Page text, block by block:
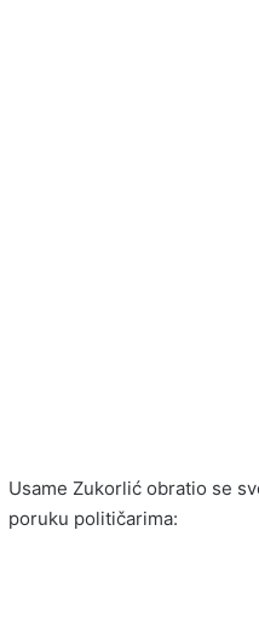
Usame Zukorlić obratio se
poruku političarima: